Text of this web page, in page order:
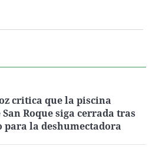
critica que la piscina
Roque siga cerrada tras
para la deshumectadora